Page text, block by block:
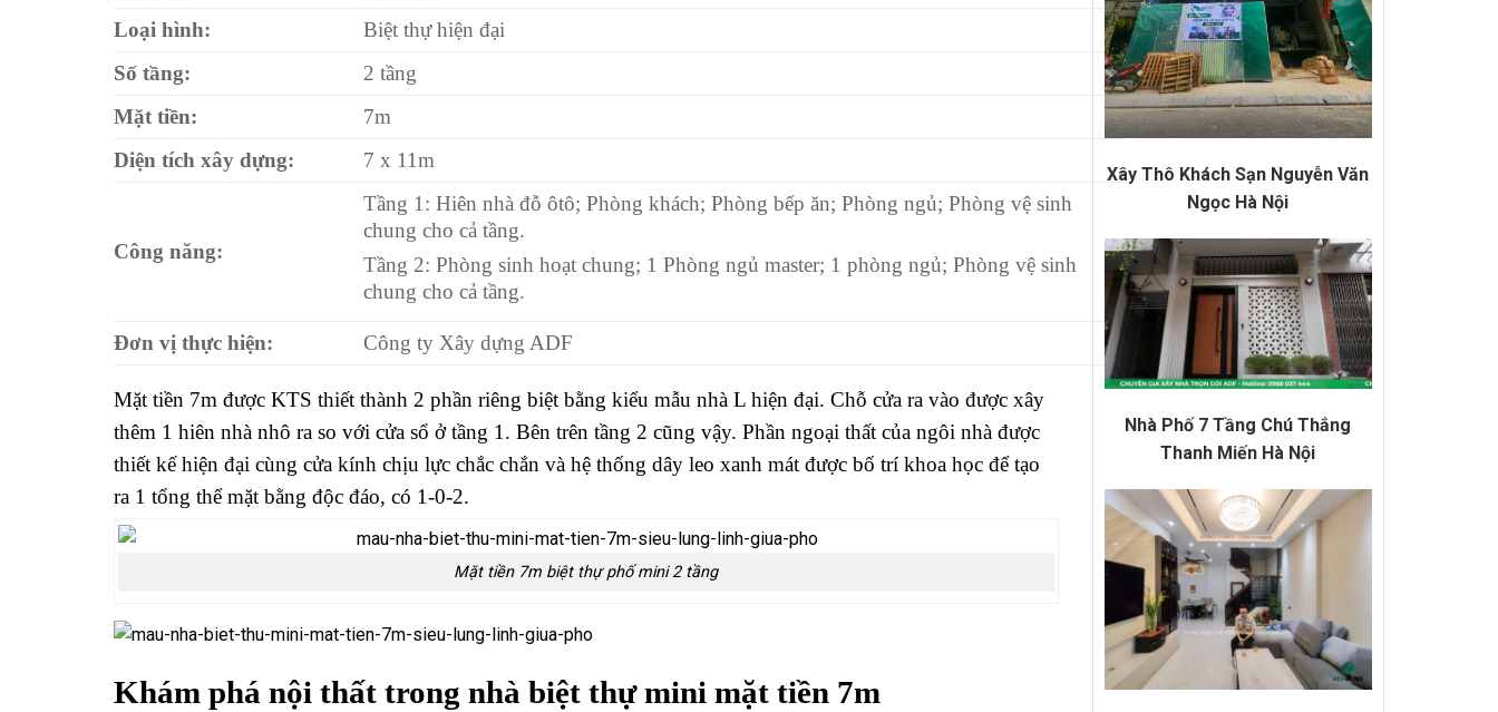
Loại hình:
Biệt thự hiện đại
Số tầng:
2 tầng
Mặt tiền:
7m
Diện tích xây dựng:
7 x 11m
Công năng:
Tầng 1: Hiên nhà đỗ ôtô; Phòng khách; Phòng bếp ăn; Phòng ngủ; Phòng vệ sinh
chung cho cả tầng.
Tầng 2: Phòng sinh hoạt chung; 1 Phòng ngủ master; 1 phòng ngủ; Phòng vệ sinh
chung cho cả tầng.
Đơn vị thực hiện: Công ty Xây dựng ADF
Mặt tiền 7m được KTS thiết thành 2 phần riêng biệt bằng kiểu mẫu nhà L hiện đại. Chỗ cửa ra vào được xây
thêm 1 hiên nhà nhô ra so với cửa sổ ở tầng 1. Bên trên tầng 2 cũng vậy. Phần ngoại thất của ngôi nhà được
thiết kế hiện đại cùng cửa kính chịu lực chắc chắn và hệ thống dây leo xanh mát được bố trí khoa học để tạo
ra 1 tổng thể mặt bằng độc đáo, có 1-0-2.
Mặt tiền 7m biệt thự phố mini 2 tầng
Khám phá nội thất trong nhà biệt thự mini mặt tiền 7m
Xây Thô Khách Sạn Nguyễn Văn
Ngọc Hà Nội
Nhà Phố 7 Tầng Chú Thắng
Thanh Miến Hà Nội